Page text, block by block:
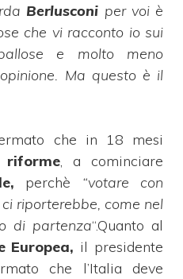
Berlusconi per voi è
che vi racconto io sui
e molto meno
Ma questo è il
che in 18 mesi
riforme, a cominciare
perchè “votare con
riporterebbe, come nel
di partenza“.Quanto al
Europea, il presidente
che l’Italia deve